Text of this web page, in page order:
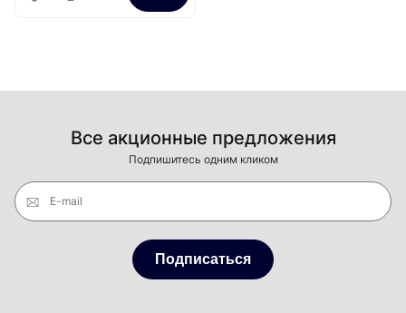
Все акционные предложения
Подпишитесь одним кликом
E-mail
Подписаться